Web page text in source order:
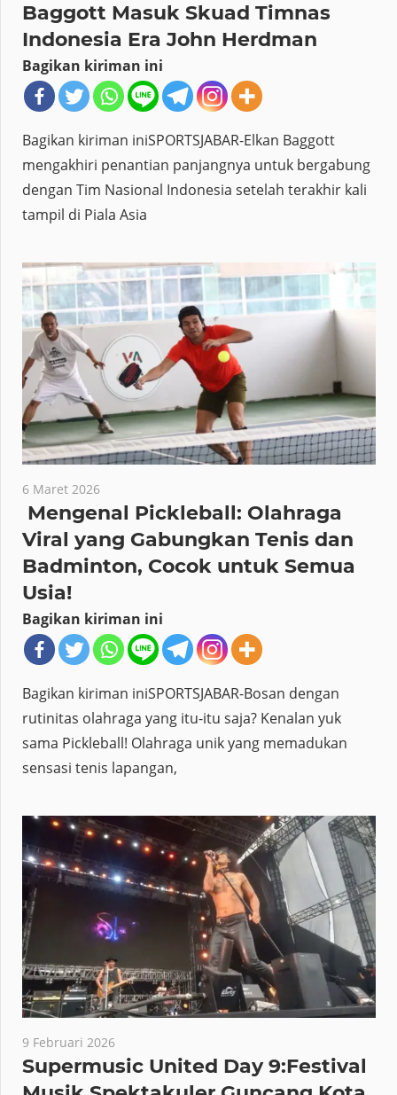
Baggott Masuk Skuad Timnas
Indonesia Era John Herdman
Bagikan kiriman ini
Bagikan kiriman iniSPORTSJABAR-Elkan Baggott
mengakhiri penantian panjangnya untuk bergabung
dengan Tim Nasional Indonesia setelah terakhir kali
tampil di Piala Asia
6 Maret 2026
Mengenal Pickleball: Olahraga
Viral yang Gabungkan Tenis dan
Badminton, Cocok untuk Semua
Usia!
Bagikan kiriman ini
Bagikan kiriman iniSPORTSJABAR-Bosan dengan
rutinitas olahraga yang itu-itu saja? Kenalan yuk
sama Pickleball! Olahraga unik yang memadukan
sensasi tenis lapangan,
9 Februari 2026
Supermusic United Day 9:Festival